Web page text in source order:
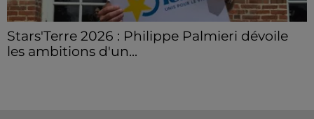
Stars'Terre 2026 : Philippe Palmieri dévoile
les ambitions d'un...